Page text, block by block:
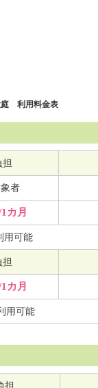
庭 利用料金表
担
者
カ月
用可能
担
カ月
用可能
担